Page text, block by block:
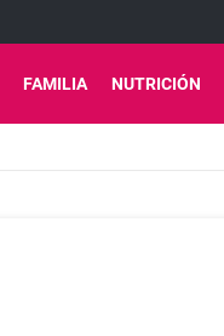
FAMILIA NUTRICIÓN